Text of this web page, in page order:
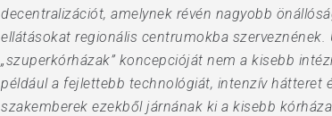
decentralizációt, amelynek révén nagyobb
ellátásokat regionális centrumokba
„szuperkórházak” koncepcióját nem a kisebb
például a fejlettebb technológiát, intenzív hátteret
szakemberek ezekből járnának ki a kisebb